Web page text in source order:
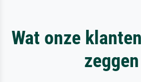
Wat onze
zeggen